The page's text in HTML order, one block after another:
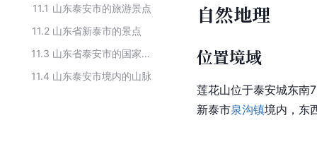
11.1 山东泰安市的旅游景点
11.2 山东省新泰市的景点
11.3
山东省泰安市的国家森林公园
11.4 山东泰安市境内的山脉
自然地理
位置境域
莲花山位于泰安城东南
新泰市泉沟镇境内，东